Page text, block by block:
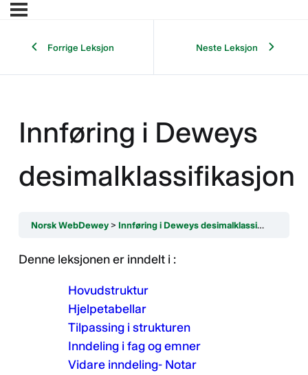
Forrige Leksjon Neste Leksjon
Innføring i Deweys
desimalklassifikasjon
Norsk WebDewey Innføring i Deweys desimalklassifikasjon
Denne leksjonen er inndelt i :
Hovudstruktur
Hjelpetabellar
Tilpassing i strukturen
Inndeling i fag og emner
Vidare inndeling- Notar